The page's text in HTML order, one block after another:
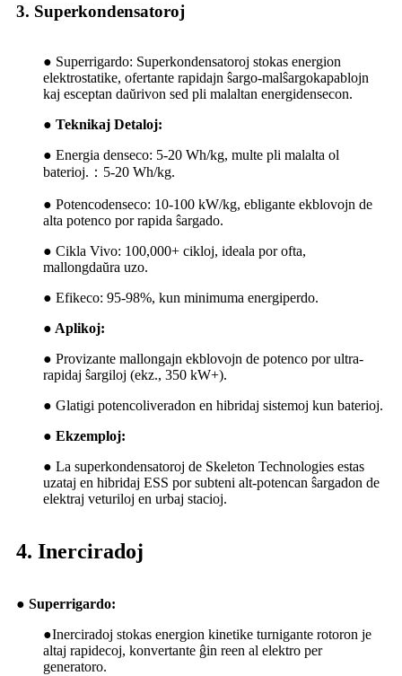
3. Superkondensatoroj
● Superrigardo: Superkondensatoroj stokas energion
elektrostatike, ofertante rapidajn ŝargo-malŝargokapablojn
kaj esceptan daŭrivon sed pli malaltan energidensecon.
● Teknikaj Detaloj:
● Energia denseco: 5-20 Wh/kg, multe pli malalta ol
baterioj.：5-20 Wh/kg.
● Potencodenseco: 10-100 kW/kg, ebligante ekblovojn de
alta potenco por rapida ŝargado.
● Cikla Vivo: 100,000+ cikloj, ideala por ofta,
mallongdaŭra uzo.
● Efikeco: 95-98%, kun minimuma energiperdo.
● Aplikoj:
● Provizante mallongajn ekblovojn de potenco por ultra-
rapidaj ŝargiloj (ekz., 350 kW+).
● Glatigi potencoliveradon en hibridaj sistemoj kun baterioj.
● Ekzemploj:
● La superkondensatoroj de Skeleton Technologies estas
uzataj en hibridaj ESS por subteni alt-potencan ŝargadon de
elektraj veturiloj en urbaj stacioj.
4. Inerciradoj
● Superrigardo:
●Inerciradoj stokas energion kinetike turnigante rotoron je
altaj rapidecoj, konvertante ĝin reen al elektro per
generatoro.